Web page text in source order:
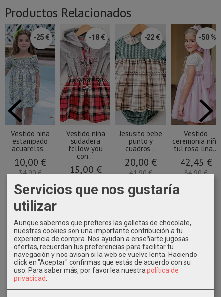
Productos Relacionados
-25 €
Vestido niña
estampado
acuarelas...
10,00 €
34,90 €
-18 €
Vestido niña
sudadera
follow you
con...
15,00 €
-22 €
Jesusito bebe
punto y
cuadros...
20,00 €
41,90 €
-50 %
Vestido
ceremonia niña
tul rosa lina...
42,45 €
84,90 €
Servicios que nos gustaría
utilizar
Aunque sabemos que prefieres las galletas de chocolate,
nuestras cookies son una importante contribución a tu
experiencia de compra. Nos ayudan a enseñarte jugosas
ofertas, recuerdan tus preferencias para facilitar tu
navegación y nos avisan si la web se vuelve lenta. Haciendo
click en "Aceptar" confirmas que estás de acuerdo con su
uso. Para saber más, por favor lea nuestra política de
privacidad